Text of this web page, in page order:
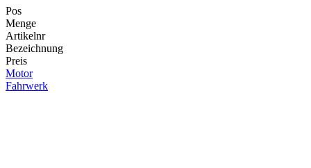
Pos
Menge
Artikelnr
Bezeichnung
Preis
Motor
Fahrwerk